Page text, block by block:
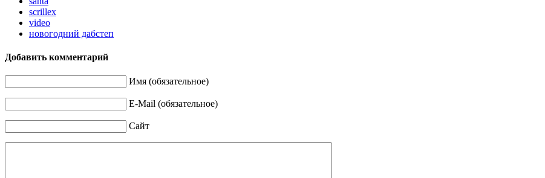
scrillex
video
новогодний дабстеп
Добавить комментарий
Имя (обязательное)
E-Mail (обязательное)
Сайт